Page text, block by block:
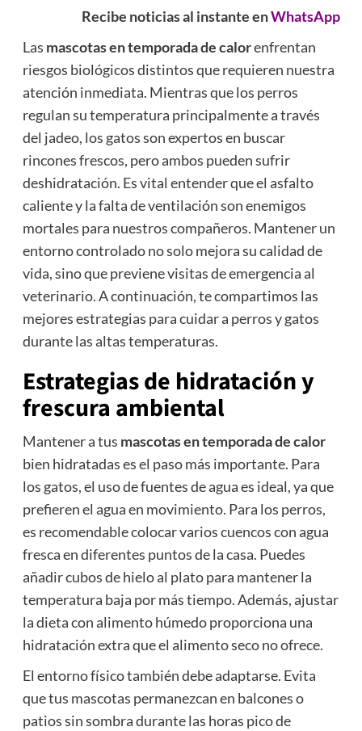
Recibe noticias al instante enWhatsApp
Las mascotas en temporada de calorenfrentan
riesgos biológicos distintos que requieren nuestra
atención inmediata. Mientras que los perros
regulan su temperatura principalmente a través
del jadeo, los gatos son expertos en buscar
rincones frescos, pero ambos pueden sufrir
deshidratación. Es vital entender que el asfalto
caliente y la falta de ventilación son enemigos
mortales para nuestros compañeros. Mantener un
entorno controlado no solo mejora su calidad de
vida, sino que previene visitas de emergencia al
veterinario. A continuación, te compartimos las
mejores estrategias para cuidar a perros y gatos
durante las altas temperaturas.
Estrategias de hidratación y
frescura ambiental
Mantener a tus mascotas en temporada de calor
bien hidratadas es el paso más importante. Para
los gatos, el uso de fuentes de agua es ideal, ya que
prefieren el agua en movimiento. Para los perros,
es recomendable colocar varios cuencos con agua
fresca en diferentes puntos de la casa. Puedes
añadir cubos de hielo al plato para mantener la
temperatura baja por más tiempo. Además, ajustar
la dieta con alimento húmedo proporciona una
hidratación extra que el alimento seco no ofrece.
El entorno físico también debe adaptarse. Evita
que tus mascotas permanezcan en balcones o
patios sin sombra durante las horas pico de